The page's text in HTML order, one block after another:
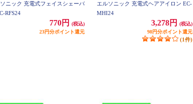
ニック 充電式フェイスシェーバ
RFS24
770円
(税込)
23円分ポイント還元
エルソニック 充電式ヘアアイロン EC-
MHI24
3,278円
(税込)
98円分ポイント還元
(1件)